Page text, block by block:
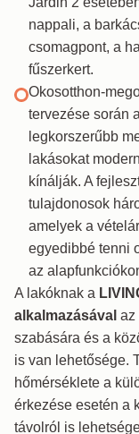
nappali, a
csomagpont, a
fűszerkert.
Okosotthon-
tervezése során
legkorszerűbb
lakásokat
kínálják. A
tulajdonosok
amelyek a
egyedibbé tenni
az
A lakóknak a
alkalmazásával az
szabására és a
is van lehetősége.
hőmérséklete a
érkezése esetén a
távolról is